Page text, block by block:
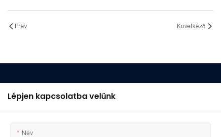
Prev Következő
Lépjen kapcsolatba velünk
Név